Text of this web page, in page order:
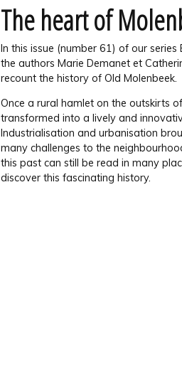
The heart of
In this issue (number 61) of our
the authors Marie Demanet et
recount the history of Old Molenbeek.
Once a rural hamlet on the outskirts
transformed into a lively and
Industrialisation and urbanisation
many challenges to the
this past can still be read in many
discover this fascinating history.